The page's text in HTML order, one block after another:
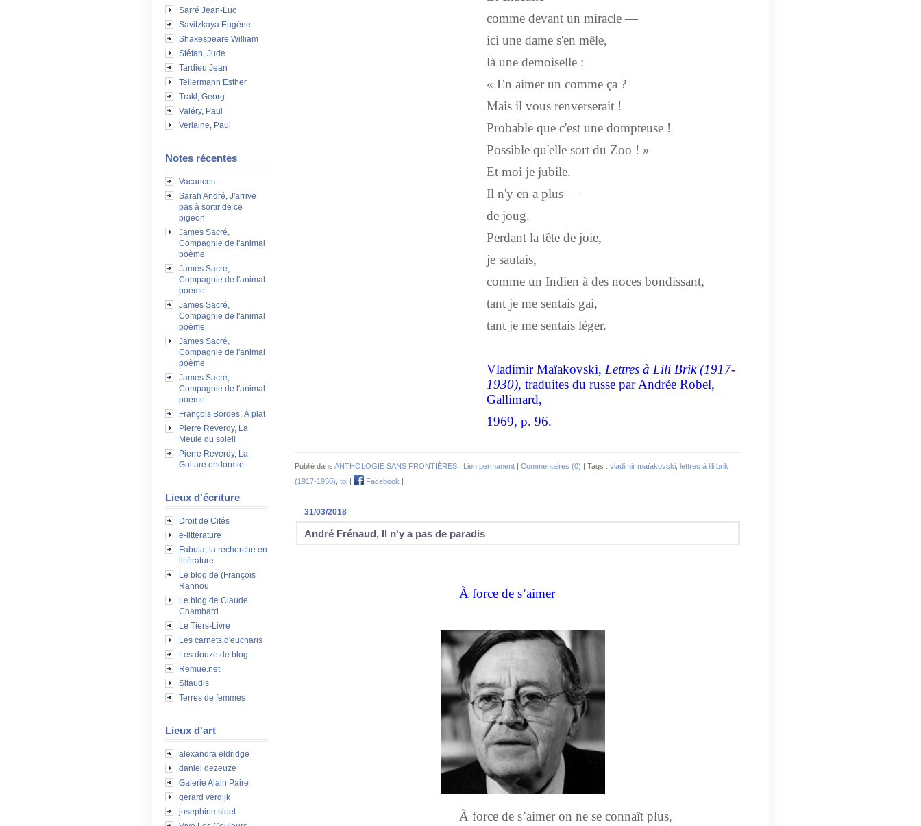
Sarré Jean-Luc
Savitzkaya Eugène
Shakespeare William
Stéfan, Jude
Tardieu Jean
Tellermann Esther
Trakl, Georg
Valéry, Paul
Verlaine, Paul
Notes récentes
Vacances...
Sarah André, J'arrive
pas à sortir de ce
pigeon
James Sacré,
Compagnie de l'animal
poème
James Sacré,
Compagnie de l'animal
poème
James Sacré,
Compagnie de l'animal
poème
James Sacré,
Compagnie de l'animal
poème
James Sacré,
Compagnie de l'animal
poème
François Bordes, À plat
Pierre Reverdy, La
Meule du soleil
Pierre Reverdy, La
Guitare endormie
Lieux d'écriture
Droit de Cités
e-litterature
Fabula, la recherche en
littérature
Le blog de (François
Rannou
Le blog de Claude
Chambard
Le Tiers-Livre
Les carnets d'eucharis
Les douze de blog
Remue.net
Sitaudis
Terres de femmes
Lieux d'art
alexandra eldridge
daniel dezeuze
Galerie Alain Paire
gerard verdijk
josephine sloet
comme devant un miracle —
ici une dame s'en mêle,
là une demoiselle :
« En aimer un comme ça ?
Mais il vous renverserait !
Probable que c'est une dompteuse !
Possible qu'elle sort du Zoo ! »
Et moi je jubile.
Il n'y en a plus —
de joug.
Perdant la tête de joie,
je sautais,
comme un Indien à des noces bondissant,
tant je me sentais gai,
tant je me sentais léger.
Vladimir Maïakovski, Lettres à Lili Brik (1917-
1930), traduites du russe par Andrée Robel,
Gallimard,
1969, p. 96.
Publié dans ANTHOLOGIE SANS FRONTIÈRES | Lien permanent | Commentaires (0) | Tags : vladimir maïakovski lettres à lili brik
(1917-1930) toi | Facebook |
31/03/2018
André Frénaud, Il n'y a pas de paradis
À force de s’aimer
À force de s’aimer on ne se connaît plus,